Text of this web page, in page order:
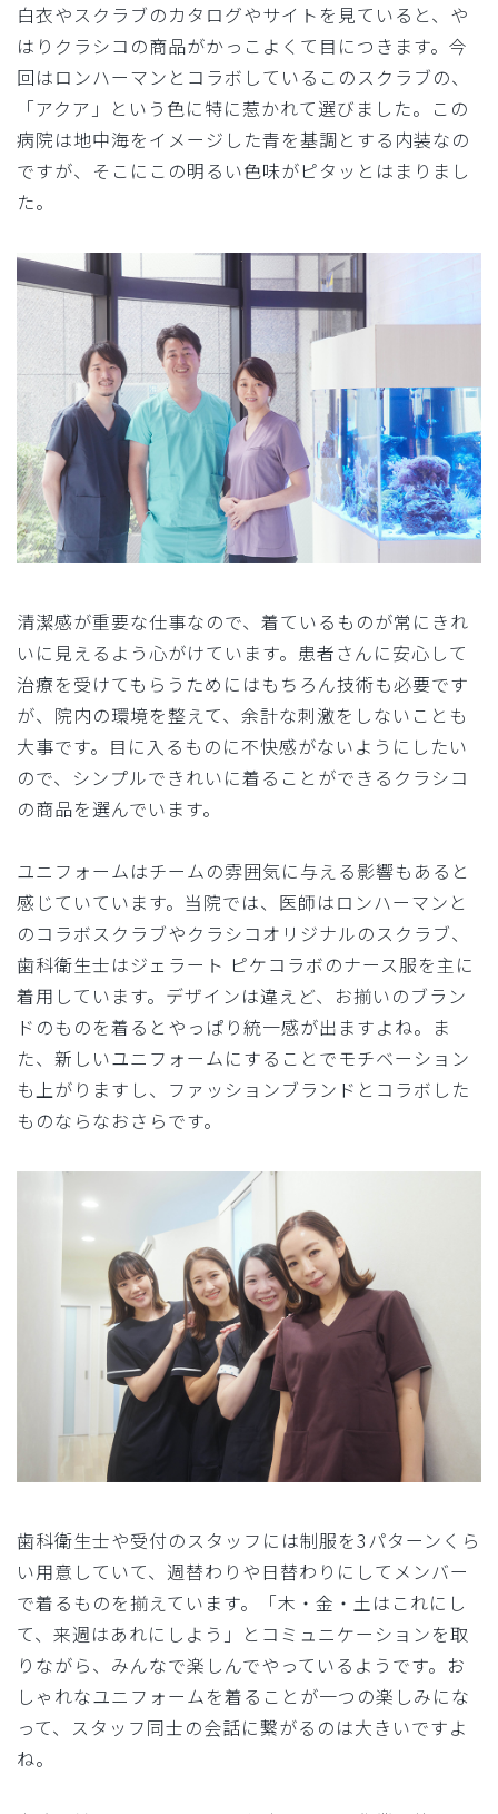
白衣やスクラブのカタログやサイトを見ていると、や
はりクラシコの商品がかっこよくて目につきます。今
回はロンハーマンとコラボしているこのスクラブの、
「アクア」という色に特に惹かれて選びました。この
病院は地中海をイメージした青を基調とする内装なの
ですが、そこにこの明るい色味がピタッとはまりまし
た。
清潔感が重要な仕事なので、着ているものが常にきれ
いに見えるよう心がけています。患者さんに安心して
治療を受けてもらうためにはもちろん技術も必要です
が、院内の環境を整えて、余計な刺激をしないことも
大事です。目に入るものに不快感がないようにしたい
ので、シンプルできれいに着ることができるクラシコ
の商品を選んでいます。
ユニフォームはチームの雰囲気に与える影響もあると
感じていています。当院では、医師はロンハーマンと
のコラボスクラブやクラシコオリジナルのスクラブ、
歯科衛生士はジェラート ピケコラボのナース服を主に
着用しています。デザインは違えど、お揃いのブラン
ドのものを着るとやっぱり統一感が出ますよね。ま
た、新しいユニフォームにすることでモチベーション
も上がりますし、ファッションブランドとコラボした
ものならなおさらです。
歯科衛生士や受付のスタッフには制服を3パターンくら
い用意していて、週替わりや日替わりにしてメンバー
で着るものを揃えています。「木・金・土はこれにし
て、来週はあれにしよう」とコミュニケーションを取
りながら、みんなで楽しんでやっているようです。お
しゃれなユニフォームを着ることが一つの楽しみにな
って、スタッフ同士の会話に繋がるのは大きいですよ
ね。